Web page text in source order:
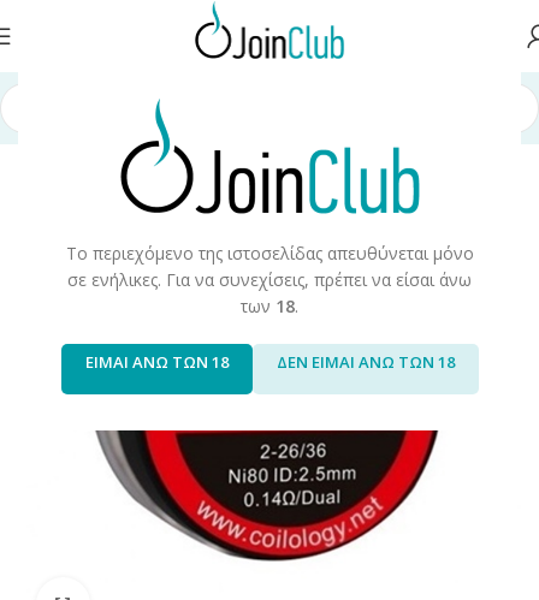
Το περιεχόμενο της ιστοσελίδας απευθύνεται μόνο
σε ενήλικες. Για να συνεχίσεις, πρέπει να είσαι άνω
των 18.
ΕΙΜΑΙ ΑΝΩ ΤΩΝ 18 ΔΕΝ ΕΙΜΑΙ ΑΝΩ ΤΩΝ 18
Πρώτες Ύλες/Αξεσουάρ